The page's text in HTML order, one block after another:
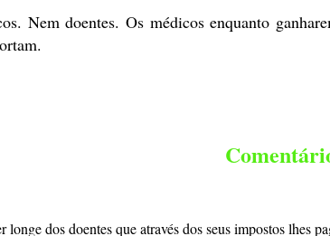
Nem doentes. Os médicos enquanto
dos doentes que através dos seus impostos lhes